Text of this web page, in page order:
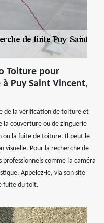
Toiture pour
Puy Saint Vincent,
de la vérification de toiture et
la couverture ou de zinguerie
ou la fuite de toiture. Il peut le
visuelle. Pour la recherche de
professionnels comme la caméra
Appelez-le, via son site
fuite du toit.